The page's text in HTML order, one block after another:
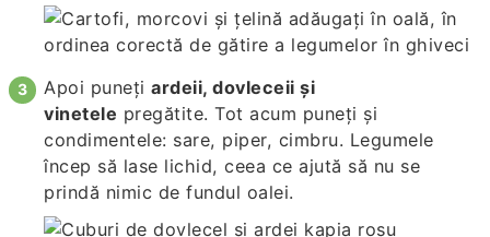
Apoi punețiardeii, dovleceii și
vinetele pregătite. Tot acum puneți și
condimentele: sare, piper, cimbru. Legumele
încep să lase lichid, ceea ce ajută să nu se
prindă nimic de fundul oalei.